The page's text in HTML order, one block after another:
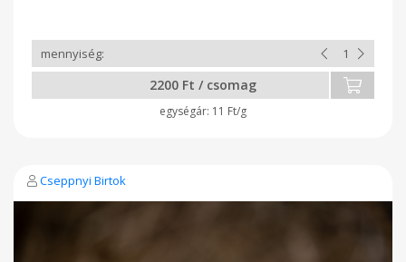
feltüntetett súly hozzávetőleges, végleges súly és ár
átvételkor tudunk mondani.
2200 Ft / csomag
11 Ft/g
Cseppnyi Birtok